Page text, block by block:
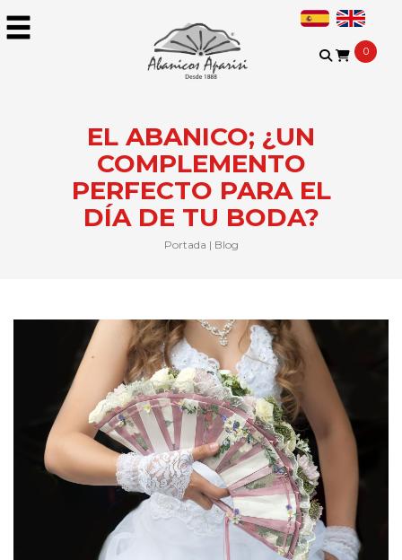
0
EL ABANICO; ¿UN
COMPLEMENTO
PERFECTO PARA EL
DÍA DE TU BODA?
Portada | Blog